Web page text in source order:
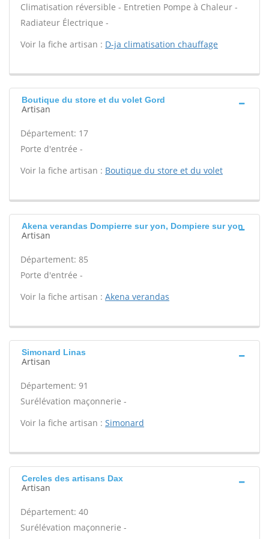
Climatisation réversible - Entretien Pompe à Chaleur -
Radiateur Électrique -
Voir la fiche artisan : D-ja climatisation chauffage
Boutique du store et du volet Gord
Artisan
Département: 17
Porte d'entrée -
Voir la fiche artisan : Boutique du store et du volet
Akena verandas Dompierre sur yon, Dompiere sur yon
Artisan
Département: 85
Porte d'entrée -
Voir la fiche artisan : Akena verandas
Simonard Linas
Artisan
Département: 91
Surélévation maçonnerie -
Voir la fiche artisan : Simonard
Cercles des artisans Dax
Artisan
Département: 40
Surélévation maçonnerie -